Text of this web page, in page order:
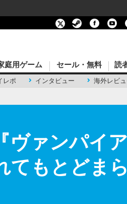
レポ インタビュー 海外レビ
庭用ゲーム セール・無料 読
ヴァンパイ
てもとどま